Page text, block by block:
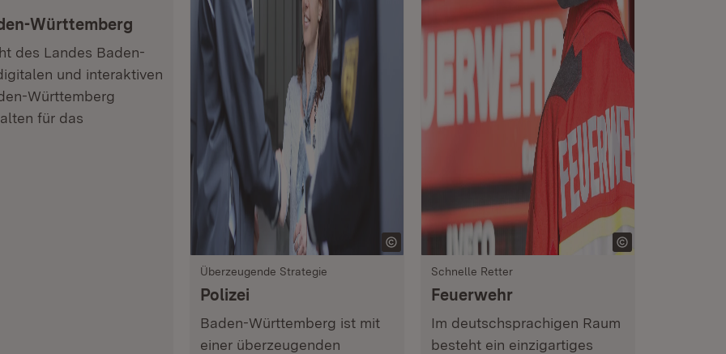
Württemberg
des Landes Baden-
und interaktiven
Württemberg
für das
Überzeugende Strategie
Polizei
Baden-Württemberg ist mit
einer überzeugenden
Schnelle Retter
Feuerwehr
Im deutschsprachigen Raum
besteht ein einzigartiges